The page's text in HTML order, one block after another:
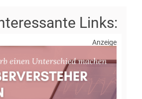
Anzeige